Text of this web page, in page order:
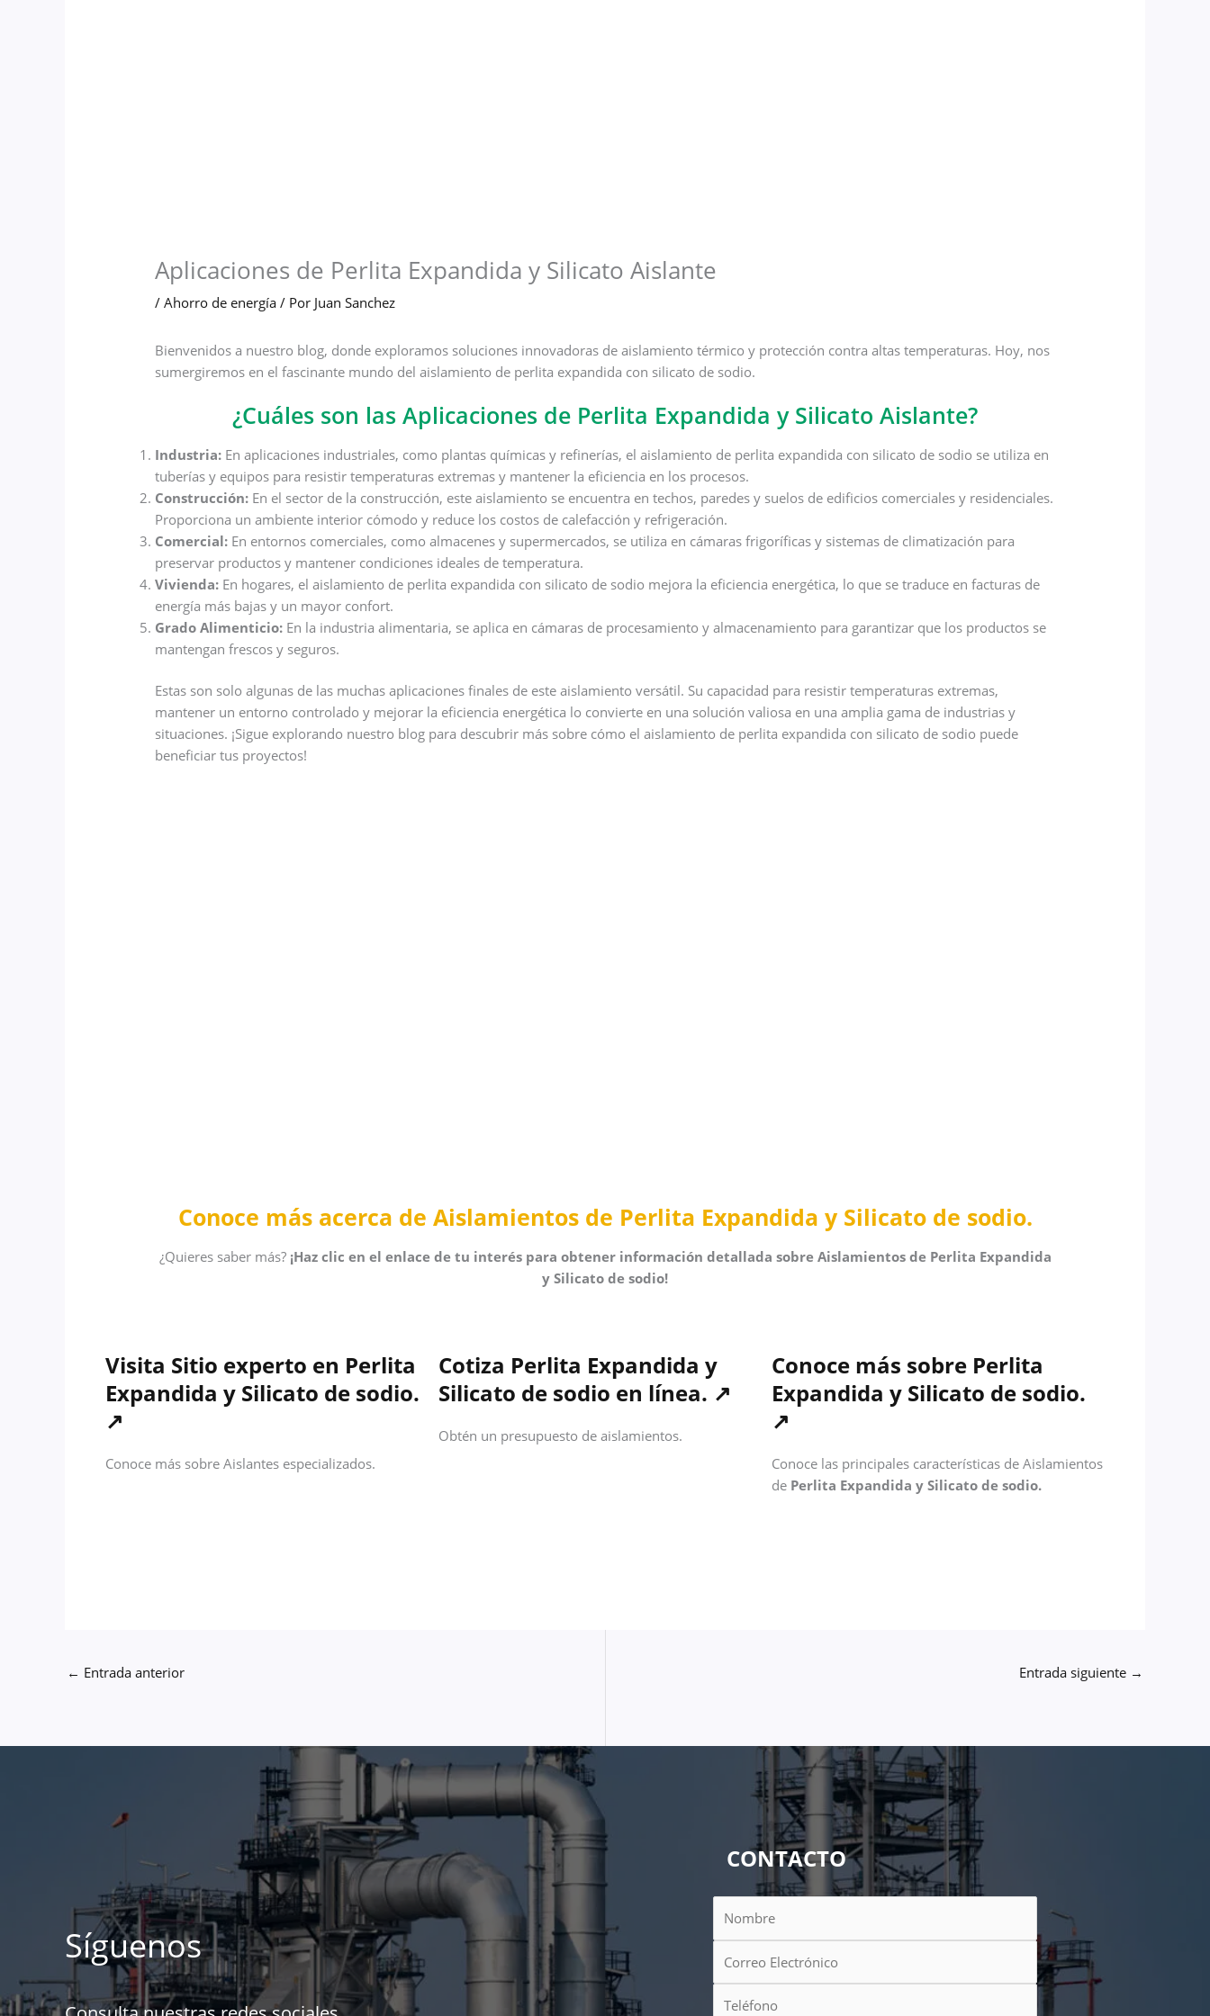
Aplicaciones de Perlita Expandida y Silicato Aislante
/Ahorro de energía / Por Juan Sanchez
Bienvenidos a nuestro blog, donde exploramos soluciones innovadoras de aislamiento térmico y protección contra altas temperaturas. Hoy, nos
sumergiremos en el fascinante mundo del aislamiento de perlita expandida con silicato de sodio.
¿Cuáles son las Aplicaciones de Perlita Expandida y Silicato Aislante?
Industria: En aplicaciones industriales, como plantas químicas y refinerías, el aislamiento de perlita expandida con silicato de sodio se utiliza en
tuberías y equipos para resistir temperaturas extremas y mantener la eficiencia en los procesos.
Construcción: En el sector de la construcción, este aislamiento se encuentra en techos, paredes y suelos de edificios comerciales y residenciales.
Proporciona un ambiente interior cómodo y reduce los costos de calefacción y refrigeración.
Comercial: En entornos comerciales, como almacenes y supermercados, se utiliza en cámaras frigoríficas y sistemas de climatización para
preservar productos y mantener condiciones ideales de temperatura.
Vivienda: En hogares, el aislamiento de perlita expandida con silicato de sodio mejora la eficiencia energética, lo que se traduce en facturas de
energía más bajas y un mayor confort.
Grado Alimenticio: En la industria alimentaria, se aplica en cámaras de procesamiento y almacenamiento para garantizar que los productos se
mantengan frescos y seguros.
Estas son solo algunas de las muchas aplicaciones finales de este aislamiento versátil. Su capacidad para resistir temperaturas extremas,
mantener un entorno controlado y mejorar la eficiencia energética lo convierte en una solución valiosa en una amplia gama de industrias y
situaciones. ¡Sigue explorando nuestro blog para descubrir más sobre cómo el aislamiento de perlita expandida con silicato de sodio puede
beneficiar tus proyectos!
Conoce más acerca de Aislamientos de Perlita Expandida y Silicato de sodio.
¿Quieres saber más? ¡Haz clic en el enlace de tu interés para obtener información detallada sobre Aislamientos de Perlita Expandida
y Silicato de sodio!
Visita Sitio experto en Perlita
Expandida y Silicato de sodio.
↗
Conoce más sobre Aislantes especializados.
Cotiza Perlita Expandida y
Silicato de sodio en línea. ↗
Obtén un presupuesto de aislamientos.
Conoce más sobre Perlita
Expandida y Silicato de sodio.
↗
Conoce las principales características de Aislamientos
de Perlita Expandida y Silicato de sodio.
← Entrada anterior Entrada siguiente →
Síguenos
CONTACTO